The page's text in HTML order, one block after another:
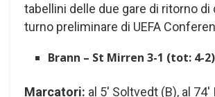
tabellini delle due gare di ritorno
turno preliminare di UEFA
Brann – St Mirren 3-1 (tot: 4-2)
Marcatori: al 5′ Soltvedt (B), al